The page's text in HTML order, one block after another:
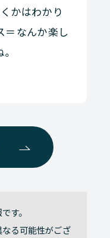
かはわかり
＝なんか楽し
す。
る可能性がござ